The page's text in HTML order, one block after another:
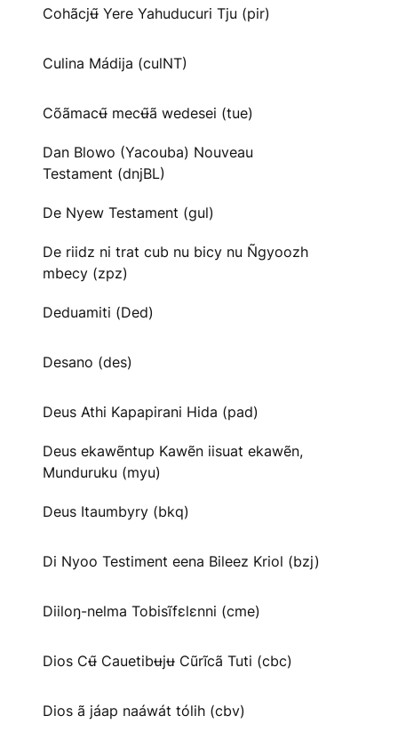
Cohãcjʉ̃ Yere Yahuducuri Tju (pir)
Culina Mádija (culNT)
Cõãmacʉ̃ mecʉ̃ã wedesei (tue)
Dan Blowo (Yacouba) Nouveau
Testament (dnjBL)
De Nyew Testament (gul)
De riidz ni trat cub nu bicy nu Ñgyoozh
mbecy (zpz)
Deduamiti (Ded)
Desano (des)
Deus Athi Kapapirani Hida (pad)
Deus ekawẽntup Kawẽn iisuat ekawẽn,
Munduruku (myu)
Deus Itaumbyry (bkq)
Di Nyoo Testiment eena Bileez Kriol (bzj)
Diiloŋ-nelma Tobisĩfɛlɛnni (cme)
Dios Cʉ̃ Cauetibʉjʉ Cũrĩcã Tuti (cbc)
Dios ã jáap naáwát tólih (cbv)